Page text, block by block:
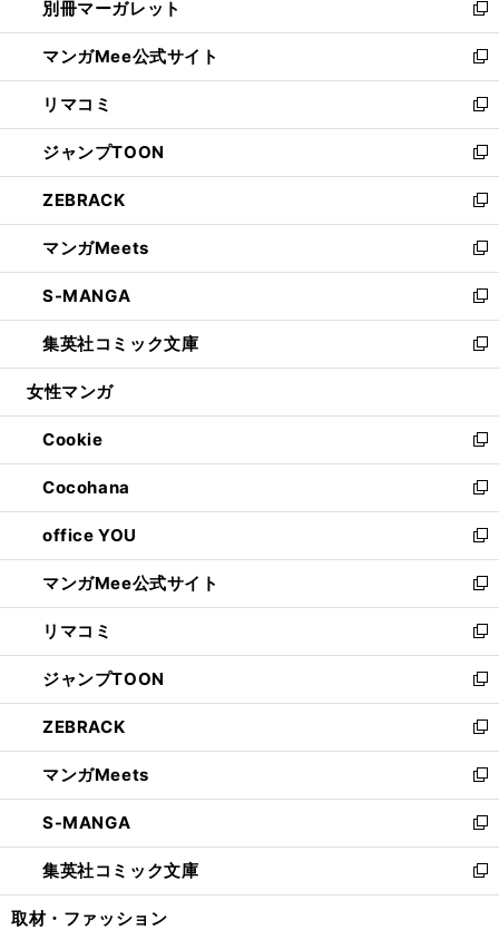
く
で
開
く
ィ
ン
ド
ウ
で
開
く
い
ウ
ィ
ン
ド
ウ
で
開
く
別冊マーガレット
新
し
い
ウ
ィ
ン
ド
ウ
で
開
く
マンガMee公式サイト
新
し
い
ウ
ィ
ン
ド
ウ
で
開
く
リマコミ
新
し
い
ウ
ィ
ン
ド
ウ
で
開
く
ジャンプTOON
新
し
い
ウ
ィ
ン
ド
ウ
で
開
ZEBRACK
新
し
い
ウ
ィ
ン
ド
ウ
開
く
マンガMeets
新
し
い
ウ
ィ
ン
ウ
で
開
く
S-MANGA
新
し
い
ウ
ン
ド
ウ
で
開
く
集英社コミック文庫
新
し
ウ
ィ
ン
ド
ウ
で
開
く
女性マンガ
Cookie
新
し
い
ウ
ィ
ン
ド
ウ
で
開
く
Cocohana
新
し
い
ウ
ィ
ン
ド
ウ
で
開
く
office YOU
新
し
い
ウ
ィ
ン
ド
ウ
で
開
く
マンガMee公式サイト
新
し
い
ウ
ィ
ン
ド
ウ
で
開
く
リマコミ
新
し
い
ウ
ィ
ン
ド
ウ
で
開
く
ジャンプTOON
新
し
い
ウ
ィ
ン
ド
ウ
で
開
ZEBRACK
新
し
い
ウ
ィ
ン
ド
ウ
マンガMeets
新
し
い
ウ
ィ
ン
S-MANGA
新
し
い
ウ
集英社コミック文庫
新
し
取材・ファッション